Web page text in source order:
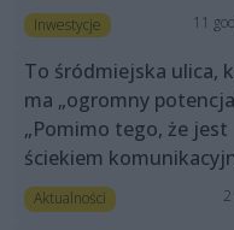
Inwestycje 11
To śródmiejska ulica,
ma „ogromny
„Pomimo tego, że jest
ściekiem
Aktualności